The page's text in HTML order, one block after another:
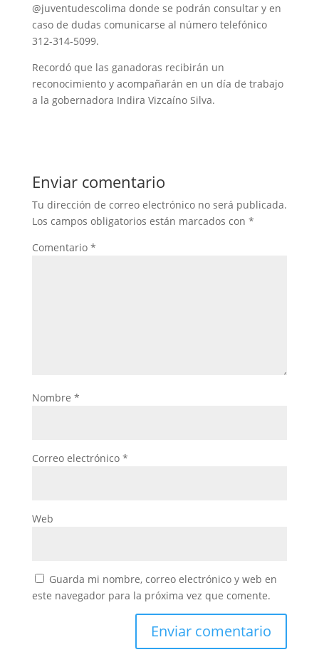
@juventudescolima donde se podrán consultar y en
caso de dudas comunicarse al número telefónico
312-314-5099.
Recordó que las ganadoras recibirán un
reconocimiento y acompañarán en un día de trabajo
a la gobernadora Indira Vizcaíno Silva.
Enviar comentario
Tu dirección de correo electrónico no será publicada.
Los campos obligatorios están marcados con *
Comentario *
Nombre *
Correo electrónico *
Web
Guarda mi nombre, correo electrónico y web en
este navegador para la próxima vez que comente.